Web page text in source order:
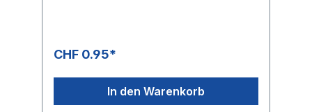
CHF 0.95*
In den Warenkorb